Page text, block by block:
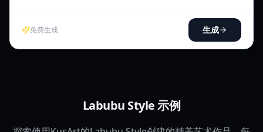
免费生成 生成
Labubu Style 示例